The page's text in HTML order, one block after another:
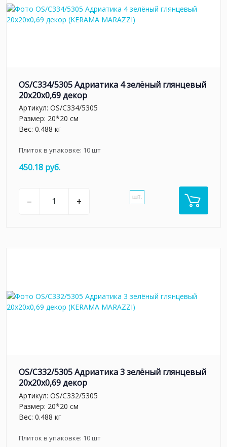
OS/C334/5305 Адриатика 4 зелёный глянцевый
20x20x0,69 декор
Артикул: OS/C334/5305
Размер: 20*20 см
Вес: 0.488 кг
Плиток в упаковке: 10шт
450.18 руб.
– + шт.
OS/C332/5305 Адриатика 3 зелёный глянцевый
20x20x0,69 декор
Артикул: OS/C332/5305
Размер: 20*20 см
Вес: 0.488 кг
Плиток в упаковке: 10шт